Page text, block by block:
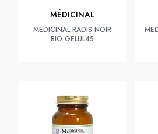
MÉDICINAL
MEDICINAL RADIS NOIR
BIO GELUL45